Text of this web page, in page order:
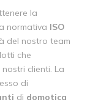
la
normativa ISO
del nostro team
che
clienti. La
di
di domotica